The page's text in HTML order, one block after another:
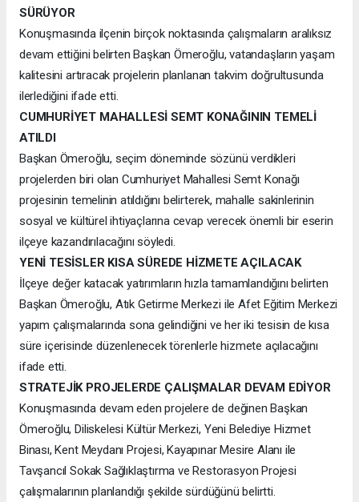
SÜRÜYOR
Konuşmasında ilçenin birçok noktasında çalışmaların aralıksız
devam ettiğini belirten Başkan Ömeroğlu, vatandaşların yaşam
kalitesini artıracak projelerin planlanan takvim doğrultusunda
ilerlediğini ifade etti.
CUMHURİYET MAHALLESİ SEMT KONAĞININ TEMELİ
ATILDI
Başkan Ömeroğlu, seçim döneminde sözünü verdikleri
projelerden biri olan Cumhuriyet Mahallesi Semt Konağı
projesinin temelinin atıldığını belirterek, mahalle sakinlerinin
sosyal ve kültürel ihtiyaçlarına cevap verecek önemli bir eserin
ilçeye kazandırılacağını söyledi.
YENİ TESİSLER KISA SÜREDE HİZMETE AÇILACAK
İlçeye değer katacak yatırımların hızla tamamlandığını belirten
Başkan Ömeroğlu, Atık Getirme Merkezi ile Afet Eğitim Merkezi
yapım çalışmalarında sona gelindiğini ve her iki tesisin de kısa
süre içerisinde düzenlenecek törenlerle hizmete açılacağını
ifade etti.
STRATEJİK PROJELERDE ÇALIŞMALAR DEVAM EDİYOR
Konuşmasında devam eden projelere de değinen Başkan
Ömeroğlu, Diliskelesi Kültür Merkezi, Yeni Belediye Hizmet
Binası, Kent Meydanı Projesi, Kayapınar Mesire Alanı ile
Tavşancıl Sokak Sağlıklaştırma ve Restorasyon Projesi
çalışmalarının planlandığı şekilde sürdüğünü belirtti.